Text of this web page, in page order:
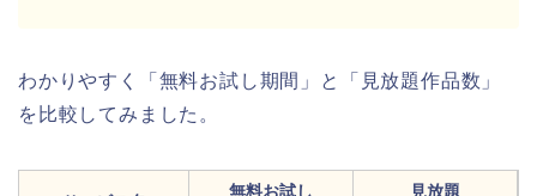
わかりやすく「無料お試し期間」と「見放題作品数」
を比較してみました。
無料お試し
見放題